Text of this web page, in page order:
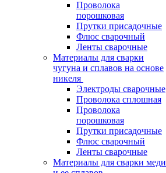
Проволока
порошковая
Прутки присадочные
Флюс сварочный
Ленты сварочные
Материалы для сварки
чугуна и сплавов на основе
никеля
Электроды сварочные
Проволока сплошная
Проволока
порошковая
Прутки присадочные
Флюс сварочный
Ленты сварочные
Материалы для сварки меди